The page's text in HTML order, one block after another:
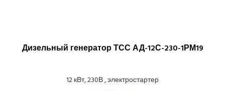
Дизельный генератор ТСС АД-12С-230-1РМ19
12 кВт, 230В , электростартер